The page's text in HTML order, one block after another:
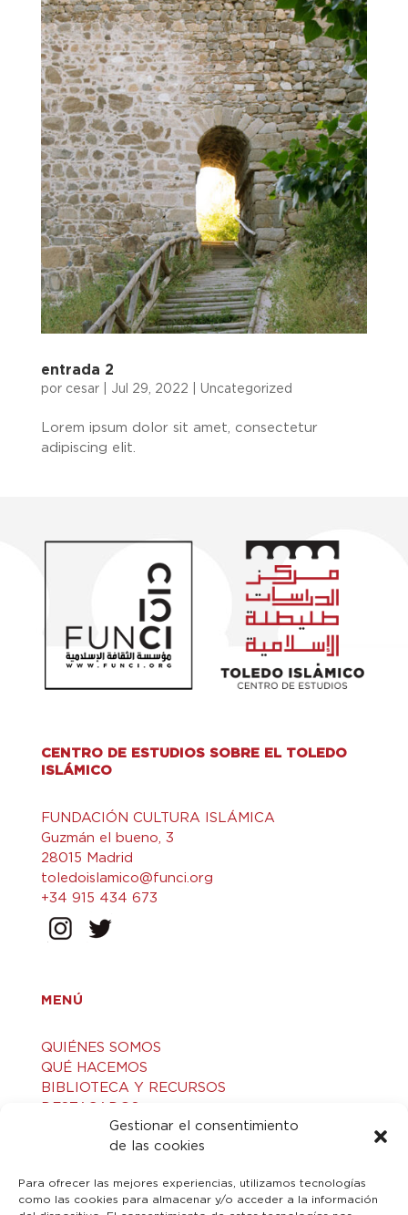
Gestionar el consentimiento
de las cookies
Para ofrecer las mejores experiencias, utilizamos tecnologías
como las cookies para almacenar y/o acceder a la información
entrada 2
por cesar| Jul 29, 2022 Uncategorized
Lorem ipsum dolor sit amet, consectetur
adipiscing elit.
CENTRO DE ESTUDIOS SOBRE EL TOLEDO
ISLÁMICO
FUNDACIÓN CULTURA ISLÁMICA
Guzmán el bueno, 3
28015 Madrid
toledoislamico@funci.org
+34 915 434 673
MENÚ
QUIÉNES SOMOS
QUÉ HACEMOS
BIBLIOTECA Y RECURSOS
ACTIVIDADES
VISITAS GUIADAS